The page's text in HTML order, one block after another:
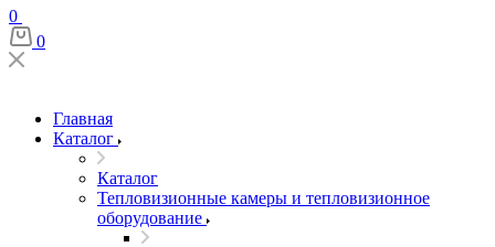
0
0
Главная
Каталог
Каталог
Тепловизионные камеры и тепловизионное
оборудование